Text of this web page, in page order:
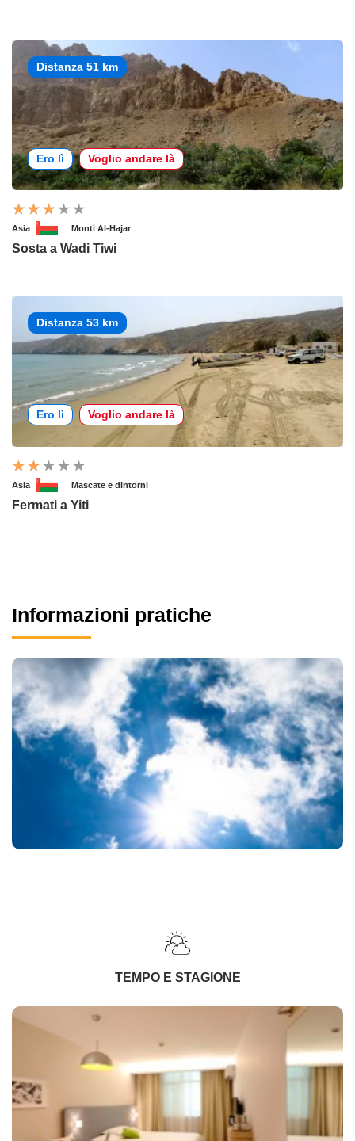
Distanza 51 km
Ero lì Voglio andare là
Asia Monti Al-Hajar
Sosta a Wadi Tiwi
Distanza 53 km
Ero lì Voglio andare là
Asia Mascate e dintorni
Fermati a Yiti
Informazioni pratiche
TEMPO E STAGIONE